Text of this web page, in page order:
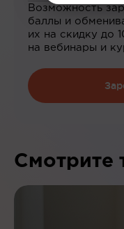
Возможность
баллы и
их на скидку до
на вебинары и
Смотрите